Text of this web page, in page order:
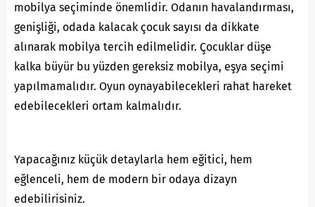
mobilya seçiminde önemlidir. Odanın havalandırması,
genişliği, odada kalacak çocuk sayısı da dikkate
alınarak mobilya tercih edilmelidir. Çocuklar düşe
kalka büyür bu yüzden gereksiz mobilya, eşya seçimi
yapılmamalıdır. Oyun oynayabilecekleri rahat hareket
edebilecekleri ortam kalmalıdır.
Yapacağınız küçük detaylarla hem eğitici, hem
eğlenceli, hem de modern bir odaya dizayn
edebilirisiniz.